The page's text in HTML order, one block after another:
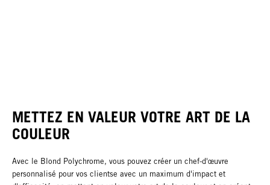
METTEZ EN VALEUR VOTRE ART DE LA
COULEUR
Avec le Blond Polychrome, vous pouvez créer un chef-d'œuvre
personnalisé pour vos clientse avec un maximum d'impact et